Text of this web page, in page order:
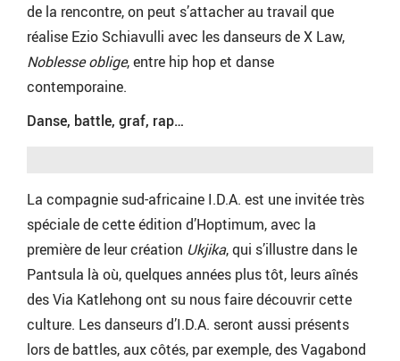
de la rencontre, on peut s’attacher au travail que
réalise Ezio Schiavulli avec les danseurs de X Law,
Noblesse oblige, entre hip hop et danse
contemporaine.
Danse, battle, graf, rap…
La compagnie sud-africaine I.D.A. est une invitée très
spéciale de cette édition d’Hoptimum, avec la
première de leur création Ukjika, qui s’illustre dans le
Pantsula là où, quelques années plus tôt, leurs aînés
des Via Katlehong ont su nous faire découvrir cette
culture. Les danseurs d’I.D.A. seront aussi présents
lors de battles, aux côtés, par exemple, des Vagabond